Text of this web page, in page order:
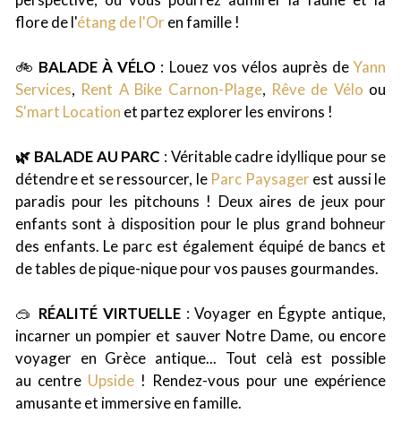
flore de l'étang de l'Or en famille !
🚲 BALADE À VÉLO : Louez vos vélos auprès deYann
Services, Rent A Bike Carnon-Plage, Rêve de Vélo ou
S'mart Location et partez explorer les environs !
🌿 BALADE AU PARC : Véritable cadre idyllique pour se
détendre et se ressourcer, le Parc Paysager est aussi le
paradis pour les pitchouns ! Deux aires de jeux pour
enfants sont à disposition pour le plus grand bohneur
des enfants. Le parc est également équipé de bancs et
de tables de pique-nique pour vos pauses gourmandes.
🥽 RÉALITÉ VIRTUELLE: Voyager en Égypte antique,
incarner un pompier et sauver Notre Dame, ou encore
voyager en Grèce antique... Tout celà est possible
au centre Upside! Rendez-vous pour une expérience
amusante et immersive en famille.